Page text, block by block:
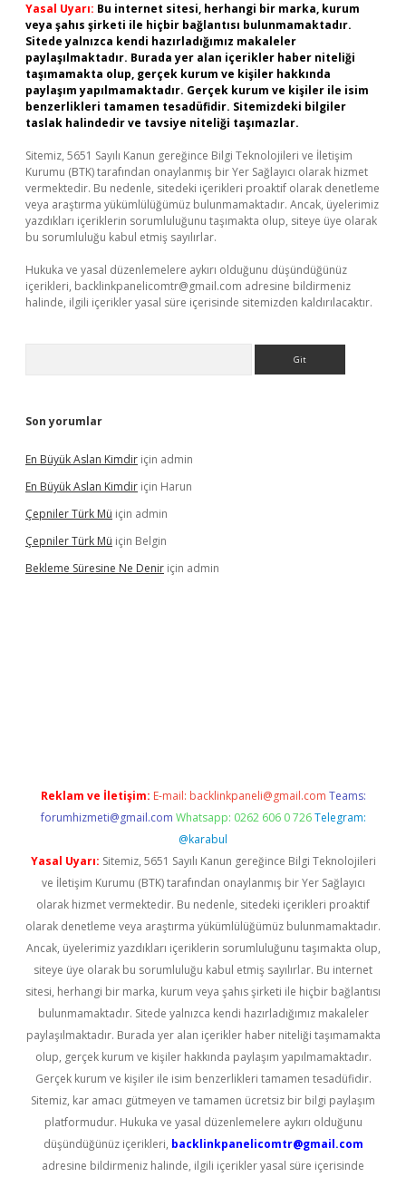
Yasal Uyarı: Bu internet sitesi, herhangi bir marka, kurum
veya şahıs şirketi ile hiçbir bağlantısı bulunmamaktadır.
Sitede yalnızca kendi hazırladığımız makaleler
paylaşılmaktadır. Burada yer alan içerikler haber niteliği
taşımamakta olup, gerçek kurum ve kişiler hakkında
paylaşım yapılmamaktadır. Gerçek kurum ve kişiler ile isim
benzerlikleri tamamen tesadüfidir. Sitemizdeki bilgiler
taslak halindedir ve tavsiye niteliği taşımazlar.
Sitemiz, 5651 Sayılı Kanun gereğince Bilgi Teknolojileri ve İletişim
Kurumu (BTK) tarafından onaylanmış bir Yer Sağlayıcı olarak hizmet
vermektedir. Bu nedenle, sitedeki içerikleri proaktif olarak denetleme
veya araştırma yükümlülüğümüz bulunmamaktadır. Ancak, üyelerimiz
yazdıkları içeriklerin sorumluluğunu taşımakta olup, siteye üye olarak
bu sorumluluğu kabul etmiş sayılırlar.
Hukuka ve yasal düzenlemelere aykırı olduğunu düşündüğünüz
içerikleri, backlinkpanelicomtr@gmail.com adresine bildirmeniz
halinde, ilgili içerikler yasal süre içerisinde sitemizden kaldırılacaktır.
Son yorumlar
En Büyük Aslan Kimdir için admin
En Büyük Aslan Kimdir için Harun
Çepniler Türk Mü için admin
Çepniler Türk Mü için Belgin
Bekleme Süresine Ne Denir için admin
Reklam ve İletişim: E-mail: backlinkpaneli@gmail.com Teams:
forumhizmeti@gmail.com Whatsapp: 0262 606 0 726 Telegram:
@karabul
Yasal Uyarı: Sitemiz, 5651 Sayılı Kanun gereğince Bilgi Teknolojileri
ve İletişim Kurumu (BTK) tarafından onaylanmış bir Yer Sağlayıcı
olarak hizmet vermektedir. Bu nedenle, sitedeki içerikleri proaktif
olarak denetleme veya araştırma yükümlülüğümüz bulunmamaktadır.
Ancak, üyelerimiz yazdıkları içeriklerin sorumluluğunu taşımakta olup,
siteye üye olarak bu sorumluluğu kabul etmiş sayılırlar. Bu internet
sitesi, herhangi bir marka, kurum veya şahıs şirketi ile hiçbir bağlantısı
bulunmamaktadır. Sitede yalnızca kendi hazırladığımız makaleler
paylaşılmaktadır. Burada yer alan içerikler haber niteliği taşımamakta
olup, gerçek kurum ve kişiler hakkında paylaşım yapılmamaktadır.
Gerçek kurum ve kişiler ile isim benzerlikleri tamamen tesadüfidir.
Sitemiz, kar amacı gütmeyen ve tamamen ücretsiz bir bilgi paylaşım
platformudur. Hukuka ve yasal düzenlemelere aykırı olduğunu
düşündüğünüz içerikleri, backlinkpanelicomtr@gmail.com
adresine bildirmeniz halinde, ilgili içerikler yasal süre içerisinde